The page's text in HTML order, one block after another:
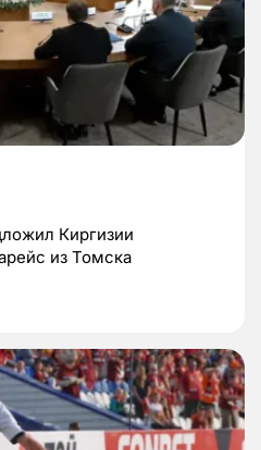
Киргизии
из Томска